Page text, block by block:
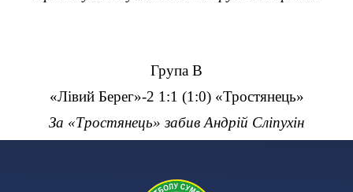
Група B
«Лівий Берег»-2 1:1 (1:0) «Тростянець»
За «Тростянець» забив Андрій Сліпухін